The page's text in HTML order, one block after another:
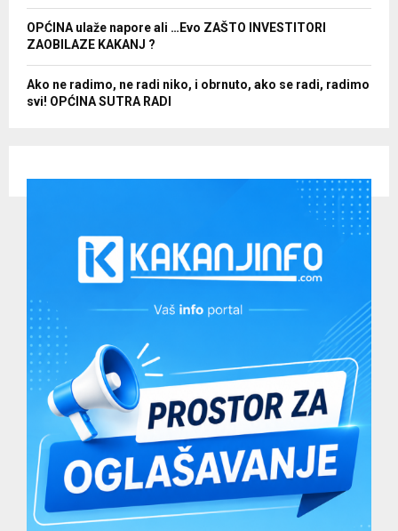
OPĆINA ulaže napore ali …Evo ZAŠTO INVESTITORI
ZAOBILAZE KAKANJ ?
Ako ne radimo, ne radi niko, i obrnuto, ako se radi, radimo
svi! OPĆINA SUTRA RADI